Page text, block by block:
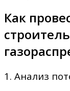
Как
1. Анализ